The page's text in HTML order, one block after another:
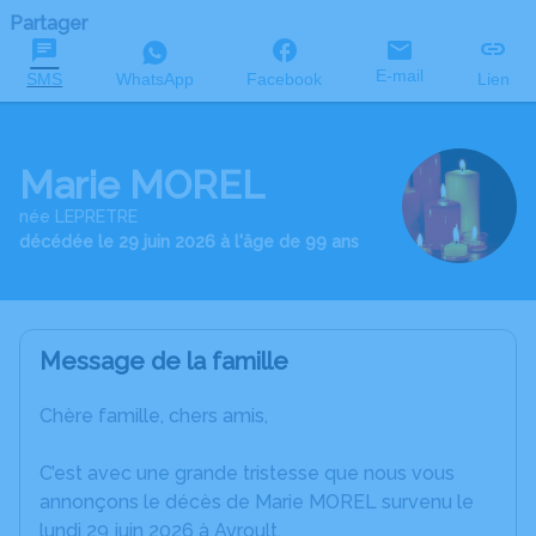
Partager
SMS WhatsApp Facebook E-mail Lien
Marie MOREL
née LEPRETRE
décédée le 29 juin 2026 à l'âge de 99 ans
Message de la famille
Chère famille, chers amis,
C’est avec une grande tristesse que nous vous
annonçons le décès de Marie MOREL survenu le
lundi 29 juin 2026 à Avroult.